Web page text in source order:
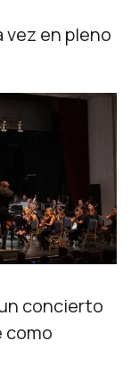
en pleno
concierto
como